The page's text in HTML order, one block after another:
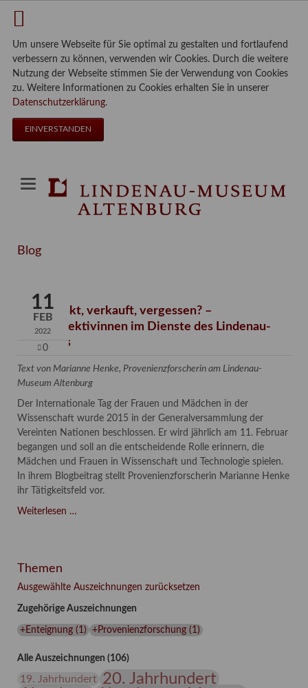
Um unsere Webseite für Sie optimal zu gestalten und fortlaufend
verbessern zu können, verwenden wir Cookies. Durch die weitere
Nutzung der Webseite stimmen Sie der Verwendung von Cookies
zu. Weitere Informationen zu Cookies erhalten Sie in unserer
Datenschutzerklärung.
EINVERSTANDEN
Blog
11
FEB
2022
0
Verschenkt, verkauft, vergessen? –
Kunstdetektivinnen im Dienste des Lindenau-
Museums
Text von Marianne Henke, Provenienzforscherin am Lindenau-
Museum Altenburg
Der Internationale Tag der Frauen und Mädchen in der
Wissenschaft wurde 2015 in der Generalversammlung der
Vereinten Nationen beschlossen. Er wird jährlich am 11. Februar
begangen und soll an die entscheidende Rolle erinnern, die
Mädchen und Frauen in Wissenschaft und Technologie spielen.
In ihrem Blogbeitrag stellt Provenienzforscherin Marianne Henke
ihr Tätigkeitsfeld vor.
Weiterlesen …
im
des
Lindenau-
Themen
Ausgewählte Auszeichnungen zurücksetzen
Zugehörige Auszeichnungen
+Enteignung(1 ) +Provenienzforschung(1 )
Alle Auszeichnungen (106)
19. Jahrhundert 20. Jahrhundert